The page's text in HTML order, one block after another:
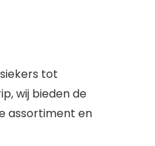
tot
wij bieden de
assortiment en